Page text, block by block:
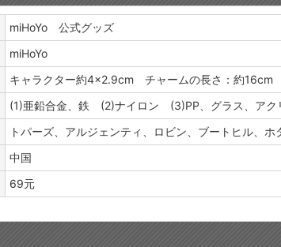
miHoYo 公式グッズ
miHoYo
キャラクター約4×2.9cm チャームの長さ：約16cm
(1)亜鉛合金、鉄 (2)ナイロン (3)PP、グラス、アク
トパーズ、アルジェンティ、ロビン、ブートヒル、ホ
中国
69元